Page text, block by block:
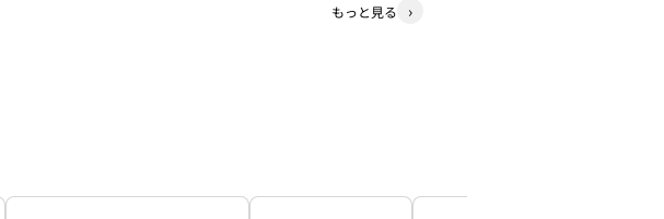
もっと見る